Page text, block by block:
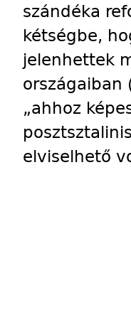
szándéka
kétségbe,
jelenhettek
országaiban
„ahhoz
elviselhető